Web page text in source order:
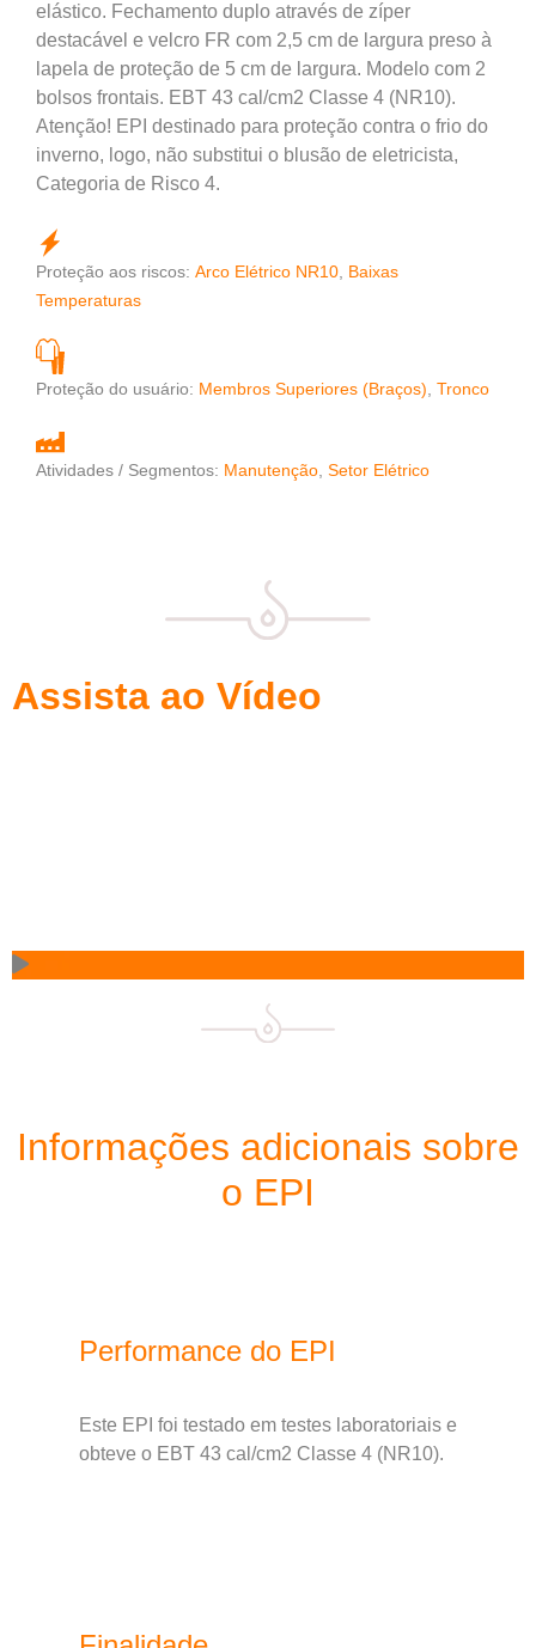
elástico. Fechamento duplo através de zíper
destacável e velcro FR com 2,5 cm de largura preso à
lapela de proteção de 5 cm de largura. Modelo com 2
bolsos frontais. EBT 43 cal/cm2 Classe 4 (NR10).
Atenção! EPI destinado para proteção contra o frio do
inverno, logo, não substitui o blusão de eletricista,
Categoria de Risco 4.
Proteção aos riscos: Arco Elétrico NR10, Baixas
Temperaturas
Proteção do usuário: Membros Superiores (Braços), Tronco
Atividades / Segmentos: Manutenção, Setor Elétrico
Assista ao Vídeo
Informações adicionais sobre
o EPI
Performance do EPI
Este EPI foi testado em testes laboratoriais e
obteve o EBT 43 cal/cm2 Classe 4 (NR10).